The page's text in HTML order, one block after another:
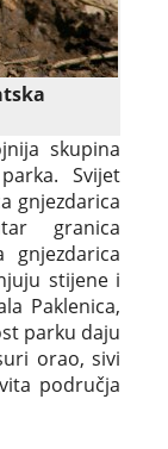
skupina
Svijet
gnjezdarica
granica
gnjezdarica
stijene i
Paklenica,
parku daju
orao, sivi
područja